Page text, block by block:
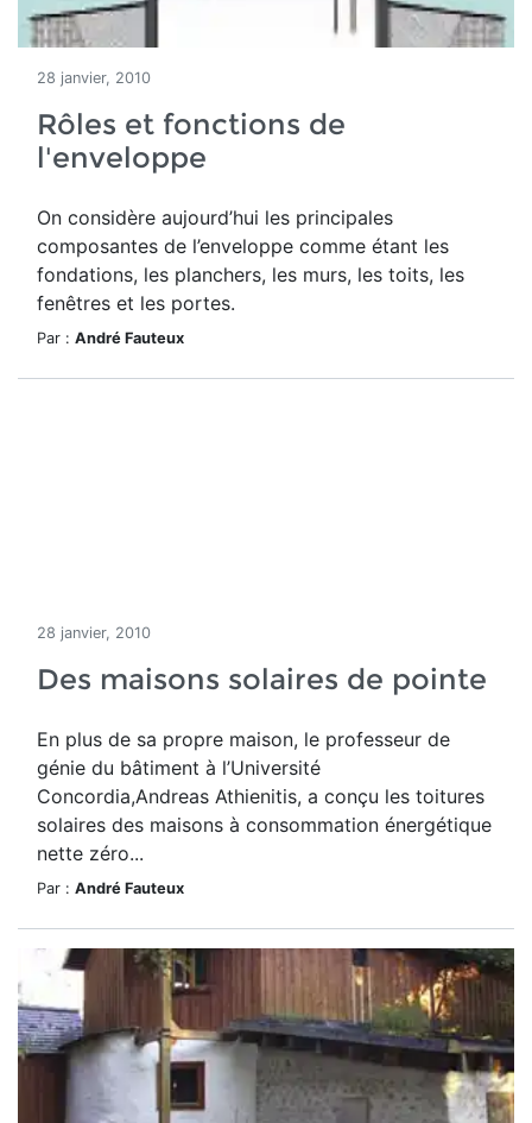
28 janvier, 2010
Rôles et fonctions de
l'enveloppe
On considère aujourd’hui les principales
composantes de l’enveloppe comme étant les
fondations, les planchers, les murs, les toits, les
fenêtres et les portes.
Par : André Fauteux
28 janvier, 2010
Des maisons solaires de pointe
En plus de sa propre maison, le professeur de
génie du bâtiment à l’Université
Concordia,Andreas Athienitis, a conçu les toitures
solaires des maisons à consommation énergétique
nette zéro...
Par : André Fauteux